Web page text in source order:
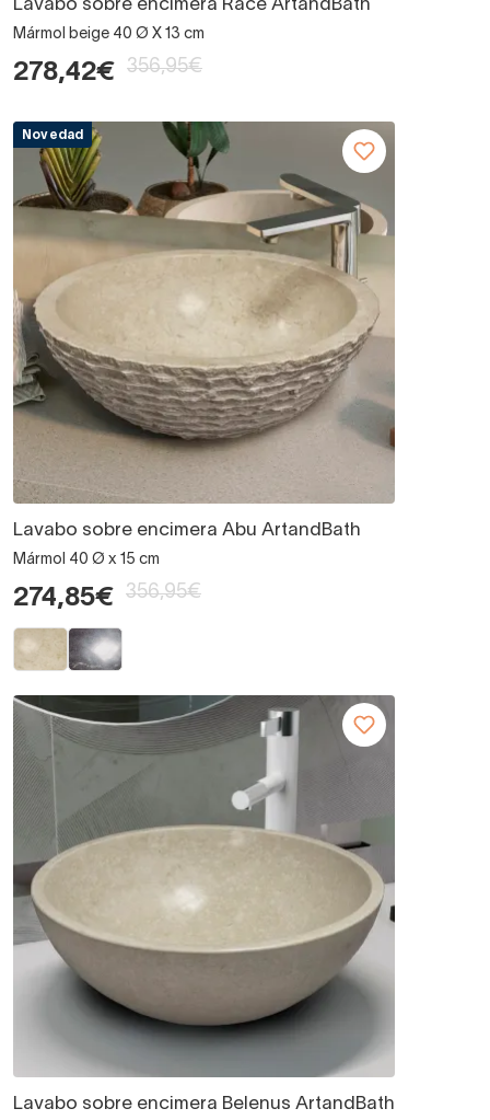
Lavabo sobre encimera Race ArtandBath
Mármol beige 40 Ø X 13 cm
278,42€ 356,95€
Novedad
Lavabo sobre encimera Abu ArtandBath
Mármol 40 Ø x 15 cm
274,85€ 356,95€
Lavabo sobre encimera Belenus ArtandBath